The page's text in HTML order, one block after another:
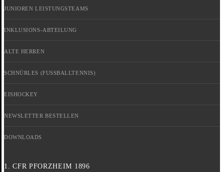
JUNIOREN LEISTUNGSTEAMS
INKLUSIONS-ABTEILUNG
ALTE HERREN
SCHNÜRLES (FUSSBALLTENNIS)
EISHOCKEY
NEWSLETTER BESTELLEN
DOWNLOADS
1. CFR PFORZHEIM 1896